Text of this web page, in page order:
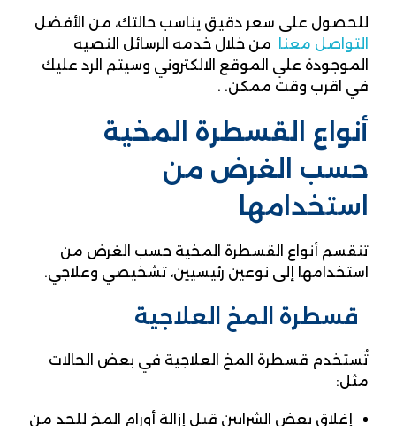
للحصول على سعر دقيق يناسب حالتك، من الأفضل
التواصل معنا
من خلال خدمه الرسائل النصيه
الموجودة علي الموقع الالكتروني وسيتم الرد عليك
في اقرب وقت ممكن. .
أنواع القسطرة المخية
حسب الغرض من
استخدامها
تنقسم أنواع القسطرة المخية حسب الغرض من
استخدامها إلى نوعين رئيسيين، تشخيصي وعلاجي.
قسطرة المخ العلاجية
تُستخدم قسطرة المخ العلاجية في بعض الحالات
مثل:
إغلاق بعض الشرايين قبل إزالة أورام المخ للحد من